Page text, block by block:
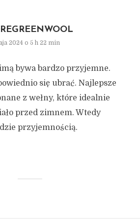
2024 o 5 h 22 min
bywa bardzo przyjemne.
się ubrać. Najlepsze
z wełny, które idealnie
przed zimnem. Wtedy
przyjemnością.